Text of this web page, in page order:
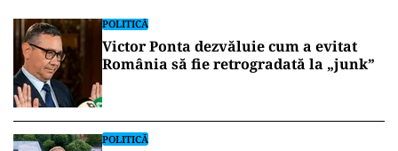
POLITICĂ
Victor Ponta dezvăluie cum a evitat
România să fie retrogradată la „junk”
POLITICĂ